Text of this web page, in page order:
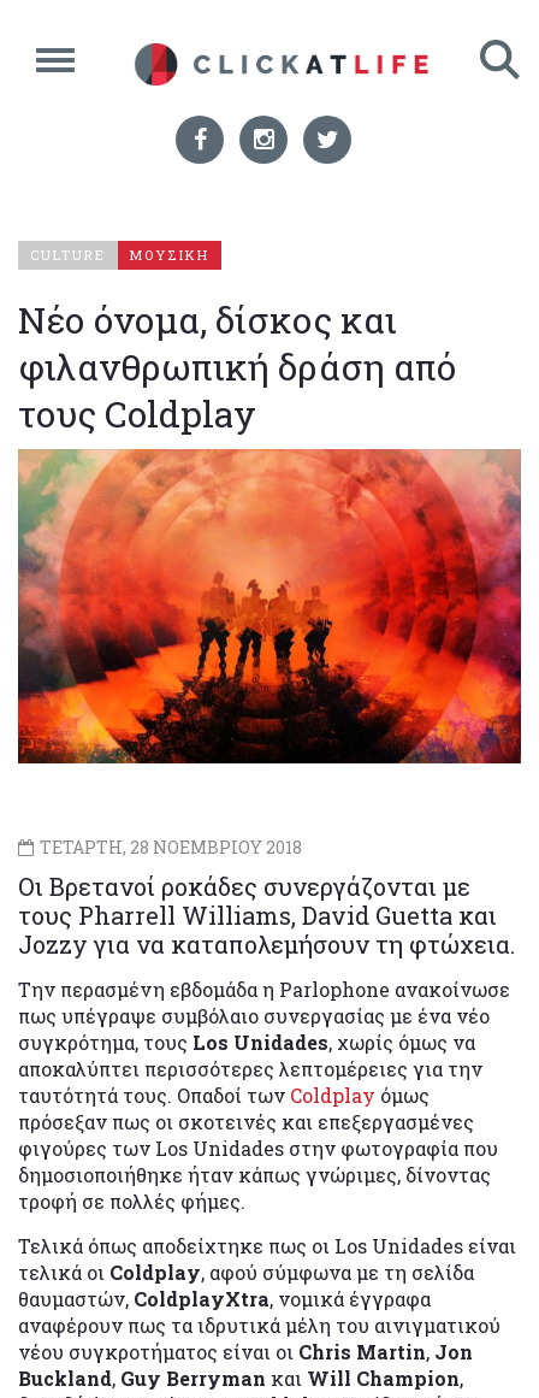
CULTURE ΜΟΥΣΙΚΗ
Νέο όνομα, δίσκος και
φιλανθρωπική δράση από
τους Coldplay
ΤΕΤΑΡΤΗ, 28 ΝΟΕΜΒΡΙΟΥ 2018
Οι Βρετανοί ροκάδες συνεργάζονται με
τους Pharrell Williams, David Guetta και
Jozzy για να καταπολεμήσουν τη φτώχεια.
Την περασμένη εβδομάδα η Parlophone ανακοίνωσε
πως υπέγραψε συμβόλαιο συνεργασίας με ένα νέο
συγκρότημα, τους Los Unidades, χωρίς όμως να
αποκαλύπτει περισσότερες λεπτομέρειες για την
ταυτότητά τους. Οπαδοί των Coldplay όμως
πρόσεξαν πως οι σκοτεινές και επεξεργασμένες
φιγούρες των Los Unidades στην φωτογραφία που
δημοσιοποιήθηκε ήταν κάπως γνώριμες, δίνοντας
τροφή σε πολλές φήμες.
Τελικά όπως αποδείχτηκε πως οι Los Unidades είναι
τελικά οι Coldplay, αφού σύμφωνα με τη σελίδα
θαυμαστών, ColdplayXtra, νομικά έγγραφα
αναφέρουν πως τα ιδρυτικά μέλη του αινιγματικού
νέου συγκροτήματος είναι οι Chris Martin, Jon
Buckland, Guy Berryman και Will Champion,